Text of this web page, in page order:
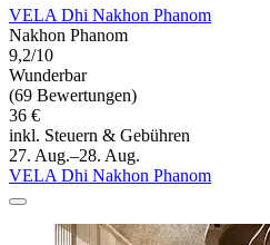
VELA Dhi Nakhon Phanom
Nakhon Phanom
9,2/10
Wunderbar
(69 Bewertungen)
36 €
inkl. Steuern & Gebühren
27. Aug.–28. Aug.
VELA Dhi Nakhon Phanom